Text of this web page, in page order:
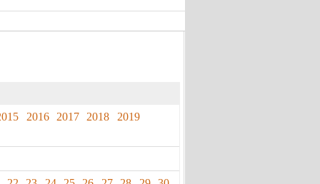
2016 2017 2018
2019